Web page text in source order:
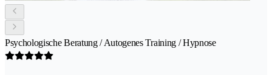
Psychologische Beratung / Autogenes Training / Hypnose